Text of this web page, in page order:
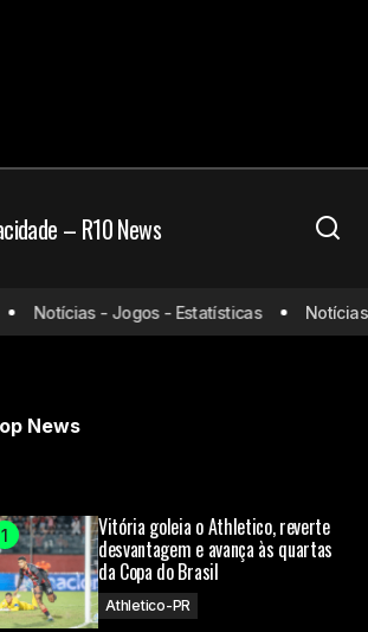
– R10 News
Corinthians paga multa ao Flamengo
por Hugo Souza
Notícias - Jogos - Estatísticas Notícias -
News
Vitória goleia o Athletico, reverte
desvantagem e avança às quartas
da Copa do Brasil
Athletico-PR